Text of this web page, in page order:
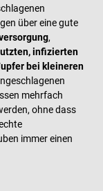
über eine gute
,
infizierten
bei kleineren
mehrfach
ohne dass
immer einen